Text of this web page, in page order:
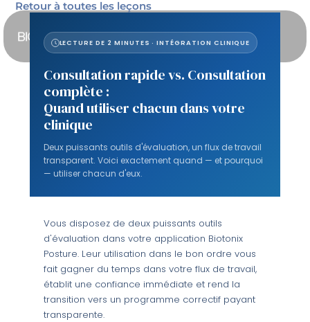
contenu
Retour à toutes les leçons
LECTURE DE 2 MINUTES · INTÉGRATION CLINIQUE
Consultation rapide vs. Consultation
complète :
Quand utiliser chacun dans votre
clinique
Deux puissants outils d'évaluation, un flux de travail
transparent. Voici exactement quand — et pourquoi
— utiliser chacun d'eux.
Vous disposez de deux puissants outils
d'évaluation dans votre application Biotonix
Posture. Leur utilisation dans le bon ordre vous
fait gagner du temps dans votre flux de travail,
établit une confiance immédiate et rend la
transition vers un programme correctif payant
transparente.